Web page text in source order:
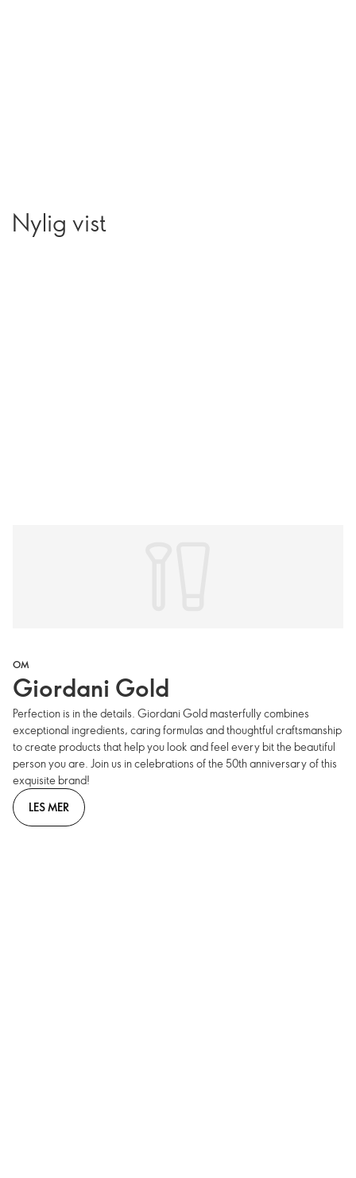
Nylig vist
OM
Giordani Gold
Perfection is in the details. Giordani Gold masterfully combines
exceptional ingredients, caring formulas and thoughtful craftsmanship
to create products that help you look and feel every bit the beautiful
person you are. Join us in celebrations of the 50th anniversary of this
exquisite brand!
LES MER